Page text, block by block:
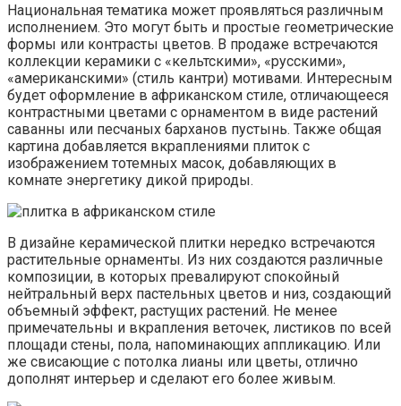
Национальная тематика может проявляться различным
исполнением. Это могут быть и простые геометрические
формы или контрасты цветов. В продаже встречаются
коллекции керамики с «кельтскими», «русскими»,
«американскими» (стиль кантри) мотивами. Интересным
будет оформление в африканском стиле, отличающееся
контрастными цветами с орнаментом в виде растений
саванны или песчаных барханов пустынь. Также общая
картина добавляется вкраплениями плиток с
изображением тотемных масок, добавляющих в
комнате энергетику дикой природы.
В дизайне керамической плитки нередко встречаются
растительные орнаменты. Из них создаются различные
композиции, в которых превалируют спокойный
нейтральный верх пастельных цветов и низ, создающий
объемный эффект, растущих растений. Не менее
примечательны и вкрапления веточек, листиков по всей
площади стены, пола, напоминающих аппликацию. Или
же свисающие с потолка лианы или цветы, отлично
дополнят интерьер и сделают его более живым.